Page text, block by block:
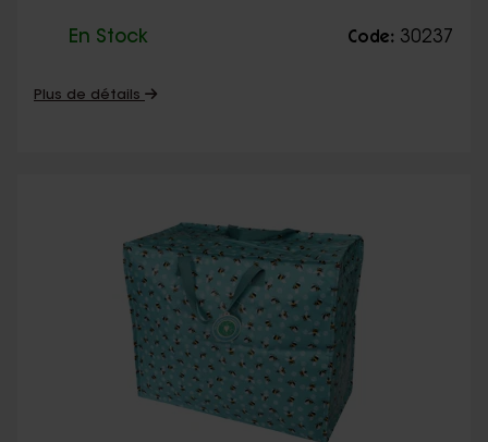
En Stock Code: 30237
Plus de détails